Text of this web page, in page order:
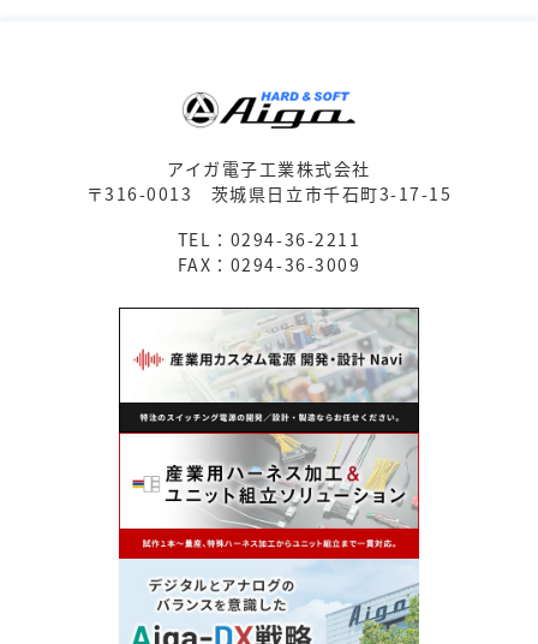
アイガ電子工業株式会社
〒316-0013 茨城県日立市千石町3-17-15
TEL：0294-36-2211
FAX：0294-36-3009